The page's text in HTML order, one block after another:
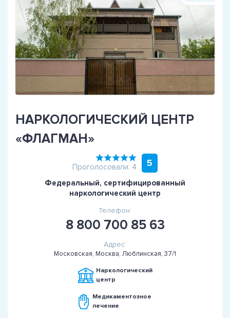
НАРКОЛОГИЧЕСКИЙ ЦЕНТР
«ФЛАГМАН»
Проголосовали: 4 5
Федеральный, сертифицированный
наркологический центр
Телефон:
8 800 700 85 63
Адрес:
Московская, Москва, Люблинская, 37/1
Наркологический
центр
Медикаментозное
лечение